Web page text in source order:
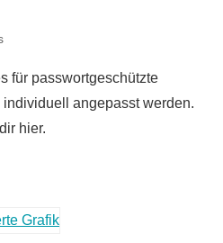
für passwortgeschützte
angepasst werden.
hier.